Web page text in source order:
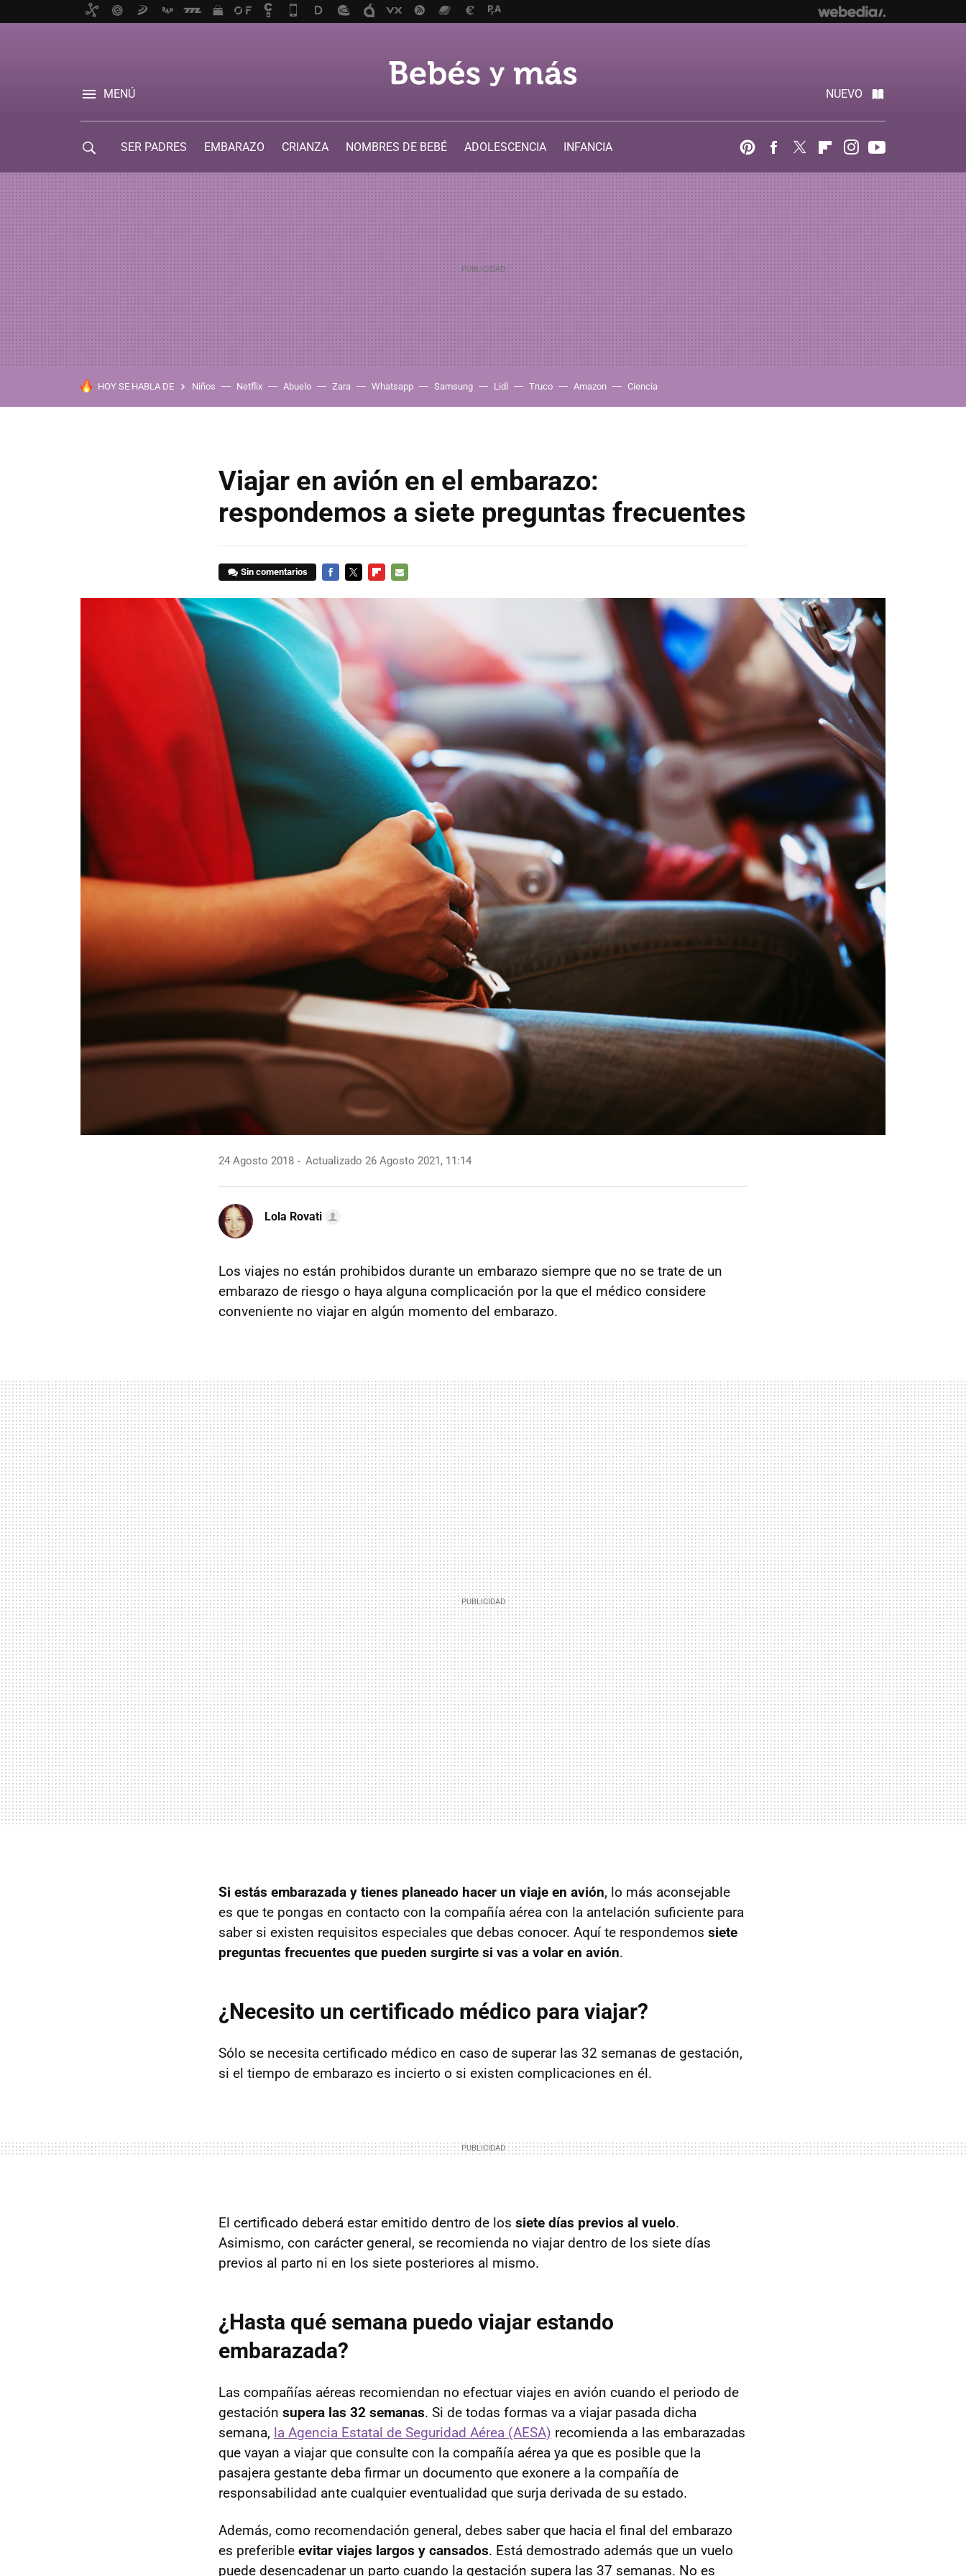
MENÚ NUEVO
SER PADRES EMBARAZO CRIANZA NOMBRES DE BEBÉ ADOLESCENCIA
INFANCIA
PinterestFacebook
Twitter FlipboardInstagram
HOY SE HABLA DE Niños Netflix Abuelo Zara Whatsapp Samsung Lidl Truco Amazon Ciencia
Viajar en avión en el embarazo:
respondemos a siete preguntas frecuentes
Sin comentarios
24 Agosto 2018 Actualizado 26 Agosto 2021, 11:14
Lola Rovati
Los viajes no están prohibidos durante un embarazo siempre que no se trate de un
embarazo de riesgo o haya alguna complicación por la que el médico considere
conveniente no viajar en algún momento del embarazo.
Si estás embarazada y tienes planeado hacer un viaje en avión, lo más aconsejable
es que te pongas en contacto con la compañía aérea con la antelación suficiente para
saber si existen requisitos especiales que debas conocer. Aquí te respondemos siete
preguntas frecuentes que pueden surgirte si vas a volar en avión.
¿Necesito un certificado médico para viajar?
Sólo se necesita certificado médico en caso de superar las 32 semanas de gestación,
si el tiempo de embarazo es incierto o si existen complicaciones en él.
El certificado deberá estar emitido dentro de los siete días previos al vuelo.
Asimismo, con carácter general, se recomienda no viajar dentro de los siete días
previos al parto ni en los siete posteriores al mismo.
¿Hasta qué semana puedo viajar estando
embarazada?
Las compañías aéreas recomiendan no efectuar viajes en avión cuando el periodo de
gestación supera las 32 semanas. Si de todas formas va a viajar pasada dicha
semana, la Agencia Estatal de Seguridad Aérea (AESA) recomienda a las embarazadas
que vayan a viajar que consulte con la compañía aérea ya que es posible que la
pasajera gestante deba firmar un documento que exonere a la compañía de
responsabilidad ante cualquier eventualidad que surja derivada de su estado.
Además, como recomendación general, debes saber que hacia el final del embarazo
es preferible evitar viajes largos y cansados. Está demostrado además que un vuelo
puede desencadenar un parto cuando la gestación supera las 37 semanas. No es